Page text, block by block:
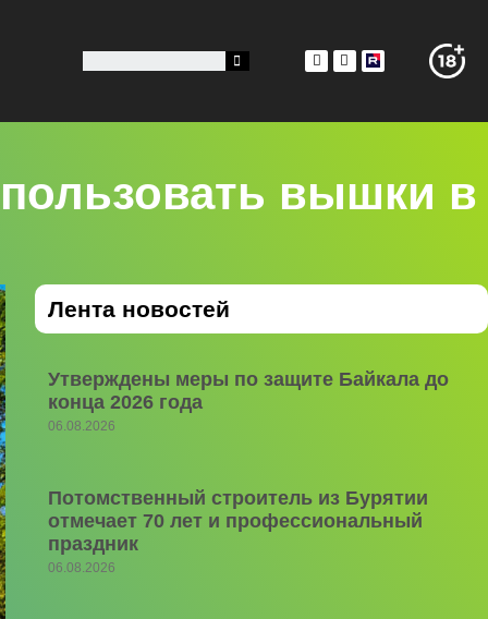
вышки в
Лента новостей
Утверждены меры по защите Байкала до
конца 2026 года
06.08.2026
Потомственный строитель из Бурятии
отмечает 70 лет и профессиональный
праздник
06.08.2026